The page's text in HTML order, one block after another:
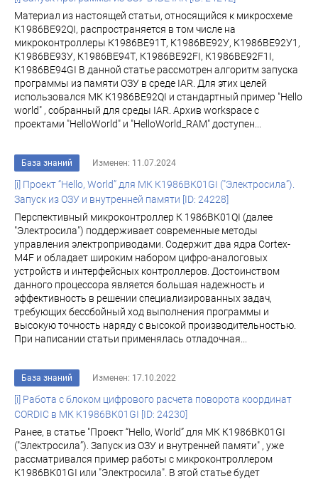
Материал из настоящей статьи, относящийся к микросхеме
К1986ВЕ92QI, распространяется в том числе на
микроконтроллеры К1986ВЕ91Т, К1986ВЕ92У, К1986ВЕ92У1,
К1986ВЕ93У, К1986ВЕ94Т, К1986ВЕ92FI, К1986ВЕ92F1I,
К1986ВЕ94GI В данной статье рассмотрен алгоритм запуска
программы из памяти ОЗУ в среде IAR. Для этих целей
использовался МК К1986ВЕ92QI и стандартный пример "Hello
world" , собранный для среды IAR. Архив workspace с
проектами "HelloWorld" и "HelloWorld_RAM" доступен...
База знаний Изменен: 11.07.2024
[i] Проект “Hello, World” для МК К1986ВК01GI ("Электросила”).
Запуск из ОЗУ и внутренней памяти [ID: 24228]
Перспективный микроконтроллер К 1986ВК01QI (далее
"Электросила") поддерживает современные методы
управления электроприводами. Содержит два ядра Cortex-
M4F и обладает широким набором цифро-аналоговых
устройств и интерфейсных контроллеров. Достоинством
данного процессора является большая надежность и
эффективность в решении специализированных задач,
требующих бессбойный ход выполнения программы и
высокую точность наряду с высокой производительностью.
При написании статьи применялась отладочная...
База знаний Изменен: 17.10.2022
[i] Работа с блоком цифрового расчета поворота координат
CORDIC в МК K1986ВК01GI [ID: 24230]
Ранее, в статье "Проект “Hello, World” для МК К1986ВК01GI
("Электросила”). Запуск из ОЗУ и внутренней памяти" , уже
рассматривалcя пример работы с микроконтроллером
К1986ВК01GI или "Электросила". В этой статье будет